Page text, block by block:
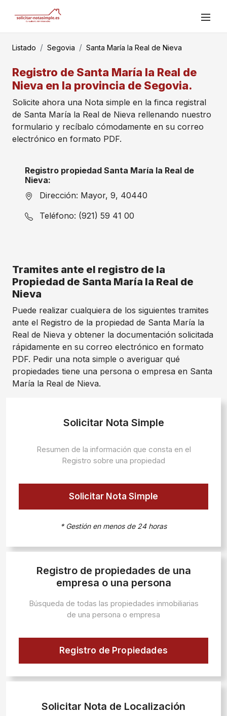
Listado Segovia Santa María la Real de Nieva
Registro de Santa María la Real de
Nieva en la provincia de Segovia.
Solicite ahora una Nota simple en la finca registral
de Santa María la Real de Nieva rellenando nuestro
formulario y recíbalo cómodamente en su correo
electrónico en formato PDF.
Registro propiedad Santa María la Real de
Nieva:
Dirección: Mayor, 9, 40440
Teléfono: (921) 59 41 00
Tramites ante el registro de la
Propiedad de Santa María la Real de
Nieva
Puede realizar cualquiera de los siguientes tramites
ante el Registro de la propiedad de Santa María la
Real de Nieva y obtener la documentación solicitada
rápidamente en su correo electrónico en formato
PDF. Pedir una nota simple o averiguar qué
propiedades tiene una persona o empresa en Santa
María la Real de Nieva.
Solicitar Nota Simple
Resumen de la información que consta en el
Registro sobre una propiedad
Solicitar Nota Simple
* Gestión en menos de 24 horas
Registro de propiedades de una
empresa o una persona
Búsqueda de todas las propiedades inmobiliarias
de una persona o empresa
Registro de Propiedades
Solicitar Nota de Localización